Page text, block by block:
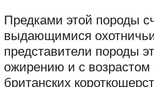
Предками этой породы
выдающимися
представители породы
ожирению и с
британских